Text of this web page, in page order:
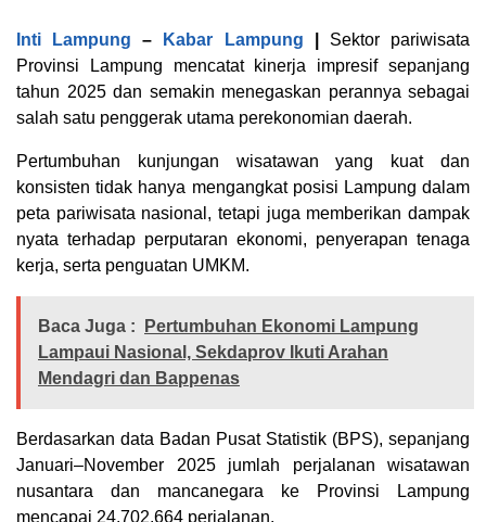
Inti Lampung – Kabar Lampung
Sektor pariwisata
Provinsi Lampung mencatat kinerja impresif sepanjang
tahun 2025 dan semakin menegaskan perannya sebagai
salah satu penggerak utama perekonomian daerah.
Pertumbuhan kunjungan wisatawan yang kuat dan
konsisten tidak hanya mengangkat posisi Lampung dalam
peta pariwisata nasional, tetapi juga memberikan dampak
nyata terhadap perputaran ekonomi, penyerapan tenaga
kerja, serta penguatan UMKM.
Baca Juga :
Pertumbuhan Ekonomi Lampung
Lampaui Nasional, Sekdaprov Ikuti Arahan
Mendagri dan Bappenas
Berdasarkan data Badan Pusat Statistik (BPS), sepanjang
Januari–November 2025 jumlah perjalanan wisatawan
nusantara dan mancanegara ke Provinsi Lampung
mencapai 24.702.664 perjalanan.